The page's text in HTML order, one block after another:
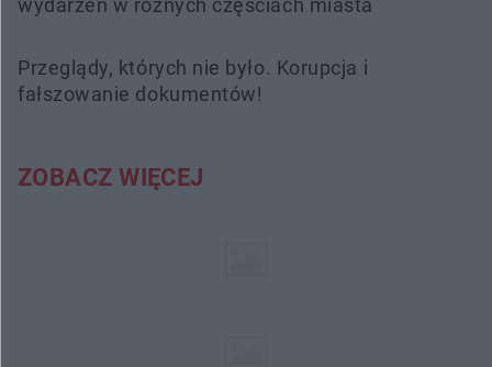
Przeglądy, których nie było. Korupcja i
fałszowanie dokumentów!
ZOBACZ WIĘCEJ